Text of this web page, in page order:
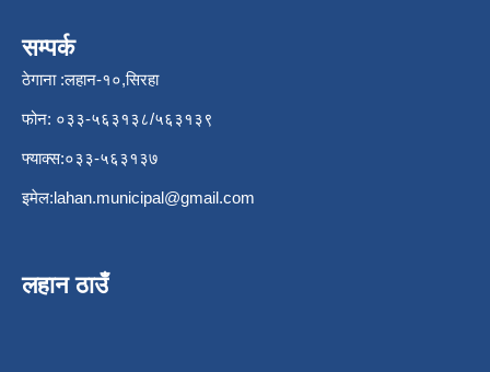
सम्पर्क
ठेगाना :लहान-१०,सिरहा
फोन: ०३३-५६३१३८/५६३१३९
फ्याक्स:०३३-५६३१३७
इमेल:lahan.municipal@gmail.com
लहान ठाउँ